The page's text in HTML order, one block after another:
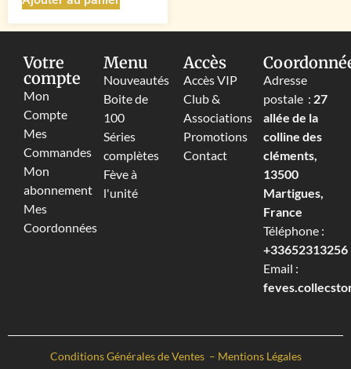
Votre
compte
Mon
Compte
Mes
Commandes
Mon
abonnement
Mes
Coordonnées
Menu
Nouveautés
Boite de
100
Séries
complètes
Fève à
l'unité
Accès
Accès VIP
Club &
Associations
Promotions
Contact
Adresse
postale : 27
allée de la
colline des
cléments,
13500
Martigues,
France
Téléphone :
+33652313256‬
Email :
Conditions Générales de Ventes – Mentions Légales